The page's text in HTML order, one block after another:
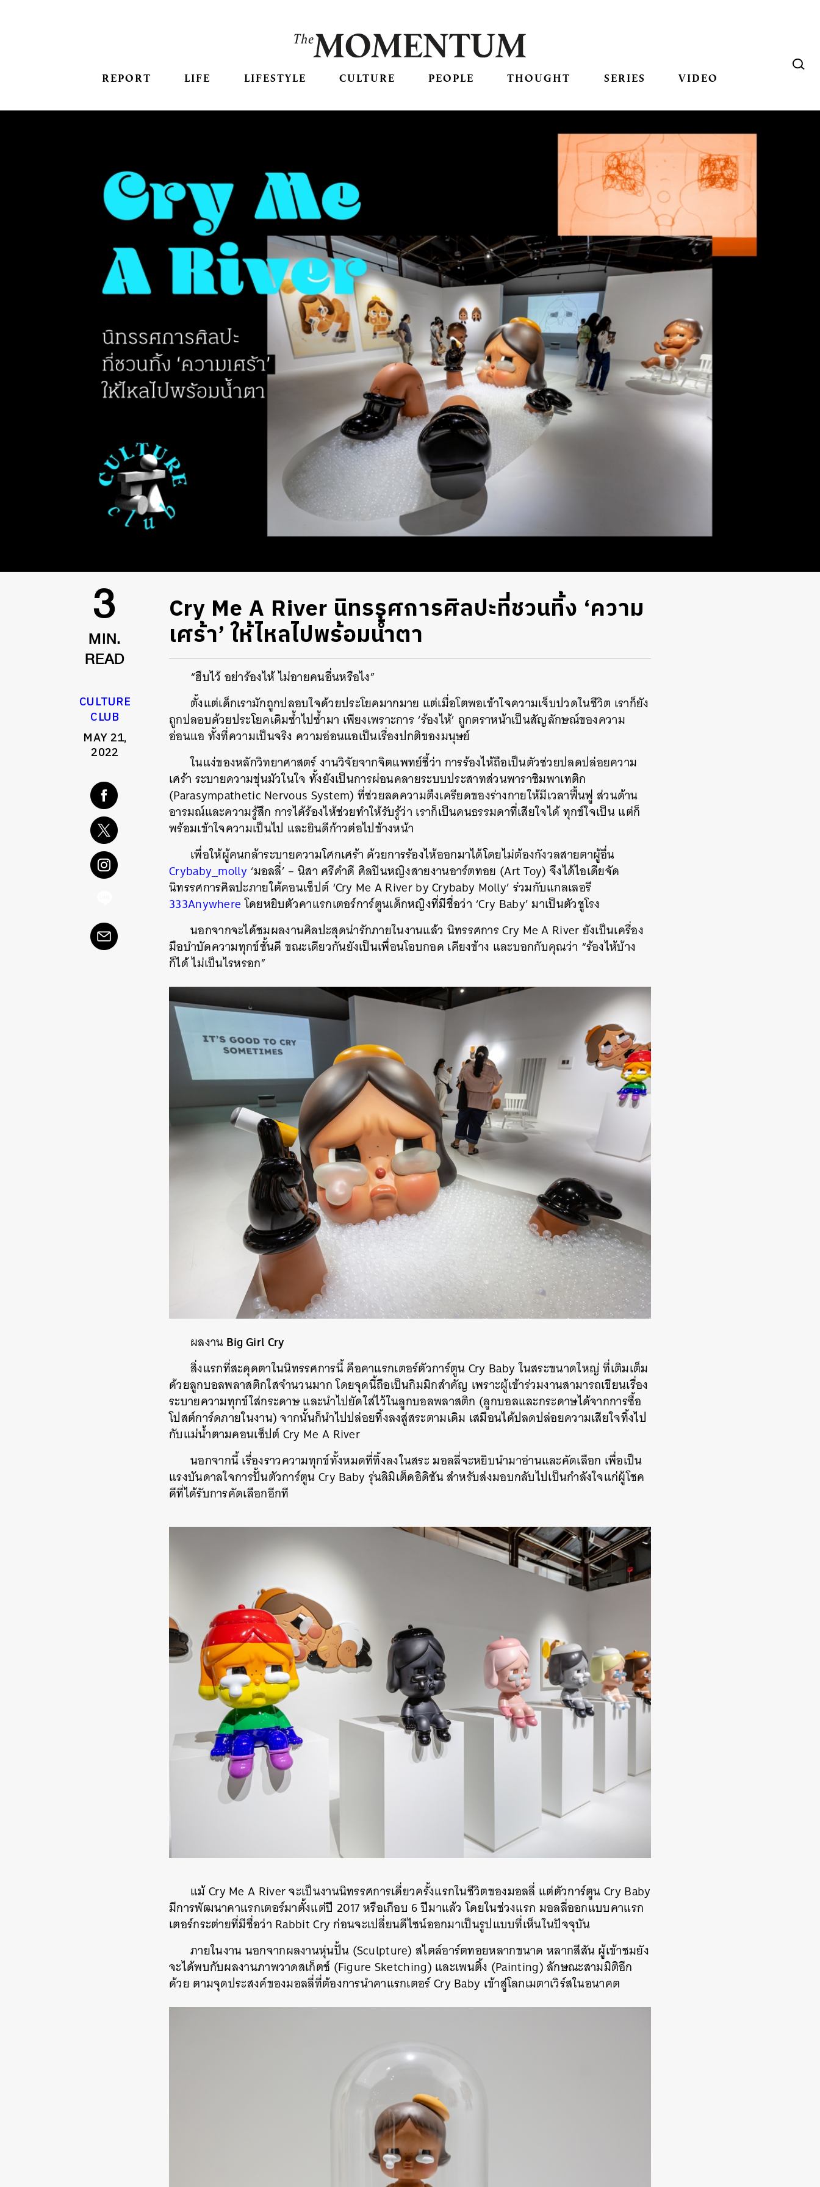
REPORT LIFE LIFESTYLE CULTURE PEOPLE THOUGHT SERIES VIDEO
3
MIN.
READ
CULTURE
CLUB
MAY 21,
2022
Cry Me A River นิทรรศการศิลปะที่ชวนทิ้ง ‘ความ
เศร้า’ ให้ไหลไปพร้อมน้ำตา
“ฮึบไว้ อย่าร้องไห้ ไม่อายคนอื่นหรือไง”
ตั้งแต่เด็กเรามักถูกปลอบใจด้วยประโยคมากมาย แต่เมื่อโตพอเข้าใจความเจ็บปวดในชีวิต เราก็ยัง
ถูกปลอบด้วยประโยคเดิมซ้ำไปซ้ำมา เพียงเพราะการ ‘ร้องไห้’ ถูกตราหน้าเป็นสัญลักษณ์ของความ
อ่อนแอ ทั้งที่ความเป็นจริง ความอ่อนแอเป็นเรื่องปกติของมนุษย์
ในแง่ของหลักวิทยาศาสตร์ งานวิจัยจากจิตแพทย์ชี้ว่า การร้องไห้ถือเป็นตัวช่วยปลดปล่อยความ
เศร้า ระบายความขุ่นมัวในใจ ทั้งยังเป็นการผ่อนคลายระบบประสาทส่วนพาราซิมพาเทติก
(Parasympathetic Nervous System) ที่ช่วยลดความตึงเครียดของร่างกายให้มีเวลาฟื้นฟู ส่วนด้าน
อารมณ์และความรู้สึก การได้ร้องไห้ช่วยทำให้รับรู้ว่า เราก็เป็นคนธรรมดาที่เสียใจได้ ทุกข์ใจเป็น แต่ก็
พร้อมเข้าใจความเป็นไป และยินดีก้าวต่อไปข้างหน้า
เพื่อให้ผู้คนกล้าระบายความโศกเศร้า ด้วยการร้องไห้ออกมาได้โดยไม่ต้องกังวลสายตาผู้อื่น
Crybaby_molly ‘มอลลี่’ – นิสา ศรีคำดี ศิลปินหญิงสายงานอาร์ตทอย (Art Toy) จึงได้ไอเดียจัด
นิทรรศการศิลปะภายใต้คอนเซ็ปต์ ‘Cry Me A River by Crybaby Molly’ ร่วมกับแกลเลอรี
333Anywhereโดยหยิบตัวคาแรกเตอร์การ์ตูนเด็กหญิงที่มีชื่อว่า ‘Cry Baby’ มาเป็นตัวชูโรง
นอกจากจะได้ชมผลงานศิลปะสุดน่ารักภายในงานแล้ว นิทรรศการ Cry Me A River ยังเป็นเครื่อง
มือบำบัดความทุกข์ชั้นดี ขณะเดียวกันยังเป็นเพื่อนโอบกอด เคียงข้าง และบอกกับคุณว่า “ร้องไห้บ้าง
ก็ได้ ไม่เป็นไรหรอก”
ผลงานBig Girl Cry
สิ่งแรกที่สะดุดตาในนิทรรศการนี้ คือคาแรกเตอร์ตัวการ์ตูน Cry Baby ในสระขนาดใหญ่ ที่เติมเต็ม
ด้วยลูกบอลพลาสติกใสจำนวนมาก โดยจุดนี้ถือเป็นกิมมิกสำคัญ เพราะผู้เข้าร่วมงานสามารถเขียนเรื่อง
ระบายความทุกข์ใส่กระดาษ และนำไปยัดใส่ไว้ในลูกบอลพลาสติก (ลูกบอลและกระดาษได้จากการซื้อ
โปสต์การ์ดภายในงาน) จากนั้นก็นำไปปล่อยทิ้งลงสู่สระตามเดิม เสมือนได้ปลดปล่อยความเสียใจทิ้งไป
กับแม่น้ำตามคอนเซ็ปต์ Cry Me A River
นอกจากนี้ เรื่องราวความทุกข์ทั้งหมดที่ทิ้งลงในสระ มอลลี่จะหยิบนำมาอ่านและคัดเลือก เพื่อเป็น
แรงบันดาลใจการปั้นตัวการ์ตูน Cry Baby รุ่นลิมิเต็ดอิดิชัน สำหรับส่งมอบกลับไปเป็นกำลังใจแก่ผู้โชค
ดีที่ได้รับการคัดเลือกอีกที
แม้ Cry Me A River จะเป็นงานนิทรรศการเดี่ยวครั้งแรกในชีวิตของมอลลี่ แต่ตัวการ์ตูน Cry Baby
มีการพัฒนาคาแรกเตอร์มาตั้งแต่ปี 2017 หรือเกือบ 6 ปีมาแล้ว โดยในช่วงแรก มอลลี่ออกแบบคาแรก
เตอร์กระต่ายที่มีชื่อว่า Rabbit Cry ก่อนจะเปลี่ยนดีไซน์ออกมาเป็นรูปแบบที่เห็นในปัจจุบัน
ภายในงาน นอกจากผลงานหุ่นปั้น (Sculpture) สไตล์อาร์ตทอยหลากขนาด หลากสีสัน ผู้เข้าชมยัง
จะได้พบกับผลงานภาพวาดสเก็ตช์ (Figure Sketching) และเพนติ้ง (Painting) ลักษณะสามมิติอีก
ด้วย ตามจุดประสงค์ของมอลลี่ที่ต้องการนำคาแรกเตอร์ Cry Baby เข้าสู่โลกเมตาเวิร์สในอนาคต
ค้นหา
SHARE TWEET LINE EMAIL